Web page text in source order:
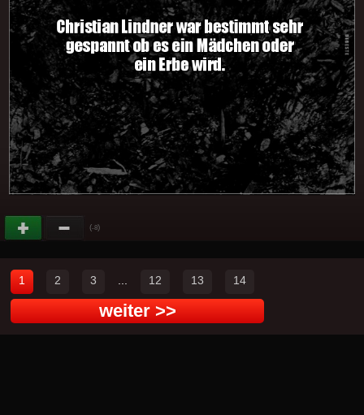
(-8)
1 2 3 12 13 14
weiter >>